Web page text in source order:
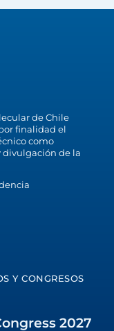
de Chile
finalidad el
como
divulgación de la
Y CONGRESOS
2027